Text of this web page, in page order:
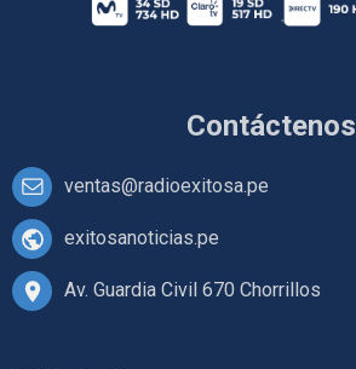
Contáctenos
ventas@radioexitosa.pe
exitosanoticias.pe
Av. Guardia Civil 670 Chorrillos